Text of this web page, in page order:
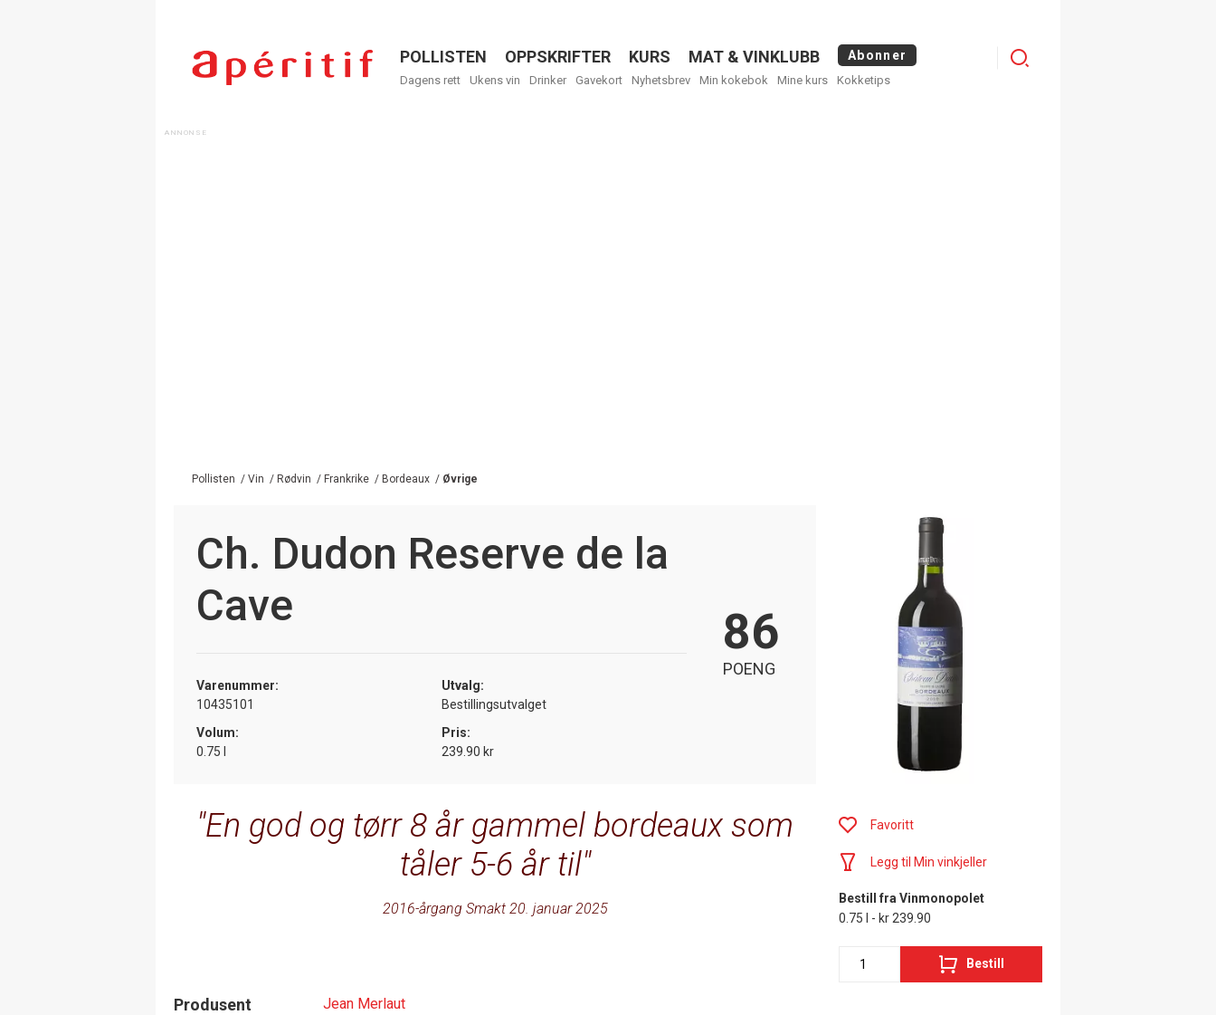
Menu
POLLISTEN OPPSKRIFTER KURS MAT & VINKLUBB Abonner
Dagens rett Ukens vin Drinker Gavekort Nyhetsbrev Min kokebok Mine kurs Kokketips
Menu
Pollisten / Vin / Rødvin / Frankrike / Bordeaux / Øvrige
Ch. Dudon Reserve de la
Cave
Varenummer:
10435101
Utvalg:
Bestillingsutvalget
Volum:
0.75 l
Pris:
239.90 kr
86
POENG
En god og tørr 8 år gammel bordeaux som
tåler 5-6 år til
2016-årgang Smakt 20. januar 2025
Produsent Jean Merlaut
Favoritt
Legg til Min vinkjeller
Bestill fra Vinmonopolet
0.75 l - kr 239.90
Bestill